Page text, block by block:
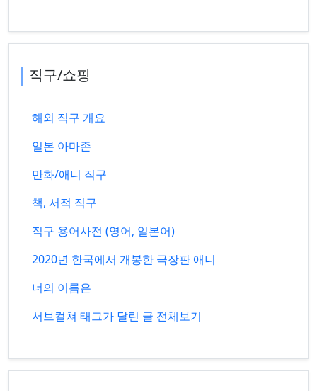
직구/쇼핑
해외 직구 개요
일본 아마존
만화/애니 직구
책, 서적 직구
직구 용어사전 (영어, 일본어)
2020년 한국에서 개봉한 극장판 애니
너의 이름은
서브컬쳐 태그가 달린 글 전체보기